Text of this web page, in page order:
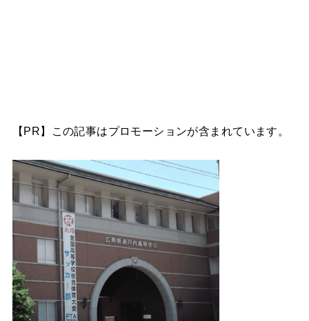
【PR】この記事はプロモーションが含まれています。